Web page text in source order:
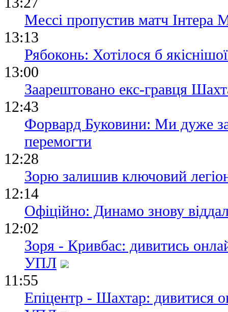
Мессі пропустив матч Інтера
13:13
Рябоконь: Хотілося б
13:00
Заарештовано екс-гравця
12:43
Форвард Буковини: Ми дуже
перемогти
12:28
Зорю залишив ключовий
12:14
Офіційно: Динамо знову
12:02
Зоря - Кривбас: дивитись
УПЛ
11:55
Епіцентр - Шахтар: дивитися